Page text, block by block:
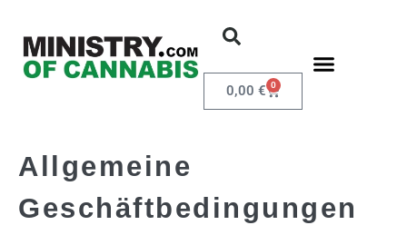
0,00 € 0
Allgemeine
Geschäftbedingungen